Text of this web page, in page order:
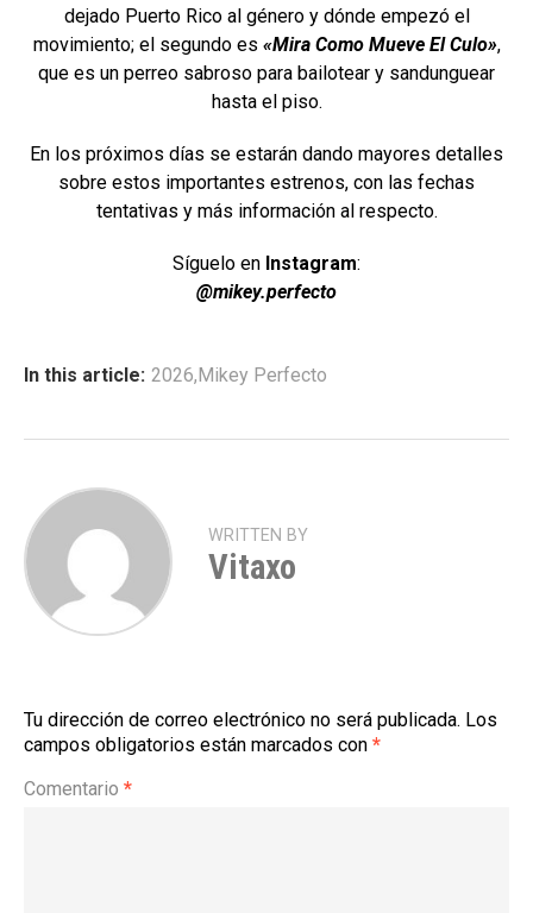
dejado Puerto Rico al género y dónde empezó el
movimiento; el segundo es «Mira Como Mueve El Culo»,
que es un perreo sabroso para bailotear y sandunguear
hasta el piso.
En los próximos días se estarán dando mayores detalles
sobre estos importantes estrenos, con las fechas
tentativas y más información al respecto.
Síguelo en Instagram:
@mikey.perfecto
In this article: 2026,Mikey Perfecto
WRITTEN BY
Vitaxo
Tu dirección de correo electrónico no será publicada. Los
campos obligatorios están marcados con *
Comentario *